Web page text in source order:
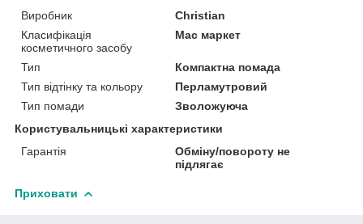
Виробник
Christian
Класифікація
косметичного засобу
Мас маркет
Тип
Компактна помада
Тип відтінку та кольору
Перламутровий
Тип помади
Зволожуюча
Користувальницькі характеристики
Гарантія
Обміну/повороту не
підлягає
Приховати